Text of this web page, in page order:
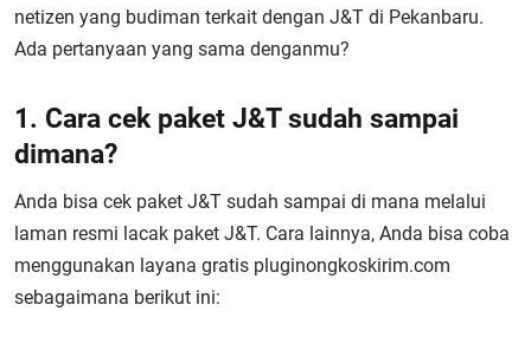
netizen yang budiman terkait dengan J&T di Pekanbaru.
Ada pertanyaan yang sama denganmu?
1. Cara cek paket J&T sudah sampai
dimana?
Anda bisa cek paket J&T sudah sampai di mana melalui
laman resmi lacak paket J&T. Cara lainnya, Anda bisa coba
menggunakan layana gratis pluginongkoskirim.com
sebagaimana berikut ini: